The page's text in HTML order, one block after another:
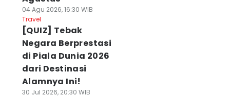
04 Agu 2026, 16:30 WIB
Travel
[QUIZ] Tebak
Negara Berprestasi
di Piala Dunia 2026
dari Destinasi
Alamnya Ini!
30 Jul 2026, 20:30 WIB